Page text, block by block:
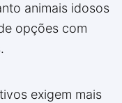
animais idosos
opções com
exigem mais